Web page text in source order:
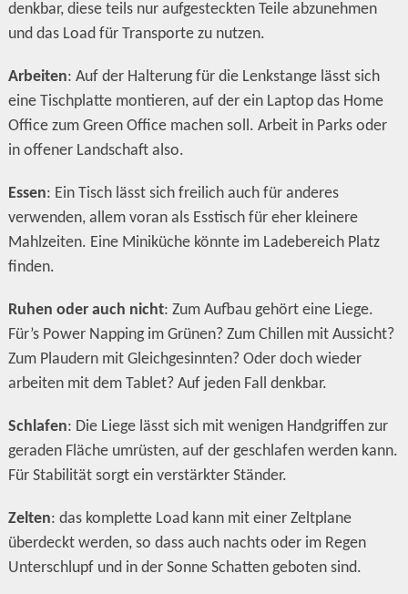
denkbar, diese teils nur aufgesteckten Teile abzunehmen
und das Load für Transporte zu nutzen.
Arbeiten: Auf der Halterung für die Lenkstange lässt sich
eine Tischplatte montieren, auf der ein Laptop das Home
Office zum Green Office machen soll. Arbeit in Parks oder
in offener Landschaft also.
Essen: Ein Tisch lässt sich freilich auch für anderes
verwenden, allem voran als Esstisch für eher kleinere
Mahlzeiten. Eine Miniküche könnte im Ladebereich Platz
finden.
Ruhen oder auch nicht: Zum Aufbau gehört eine Liege.
Für’s Power Napping im Grünen? Zum Chillen mit Aussicht?
Zum Plaudern mit Gleichgesinnten? Oder doch wieder
arbeiten mit dem Tablet? Auf jeden Fall denkbar.
Schlafen: Die Liege lässt sich mit wenigen Handgriffen zur
geraden Fläche umrüsten, auf der geschlafen werden kann.
Für Stabilität sorgt ein verstärkter Ständer.
Zelten: das komplette Load kann mit einer Zeltplane
überdeckt werden, so dass auch nachts oder im Regen
Unterschlupf und in der Sonne Schatten geboten sind.